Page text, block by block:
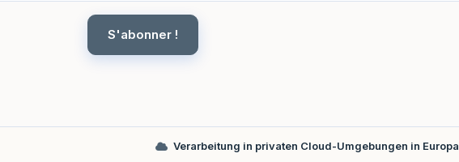
S'abonner !
Verarbeitung in privaten Cloud-Umgebungen in Europa